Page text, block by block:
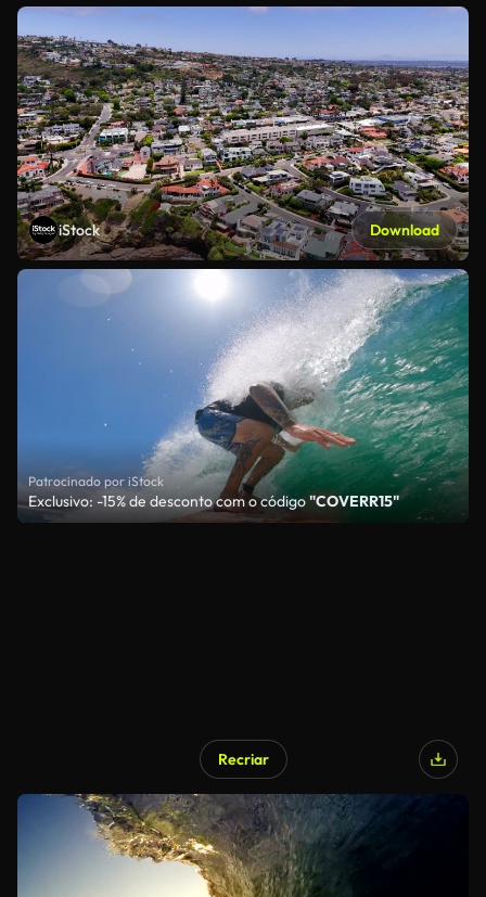
iStock Download
Patrocinado por iStock
Exclusivo: -15% de desconto com o código"COVERR15"
Recriar